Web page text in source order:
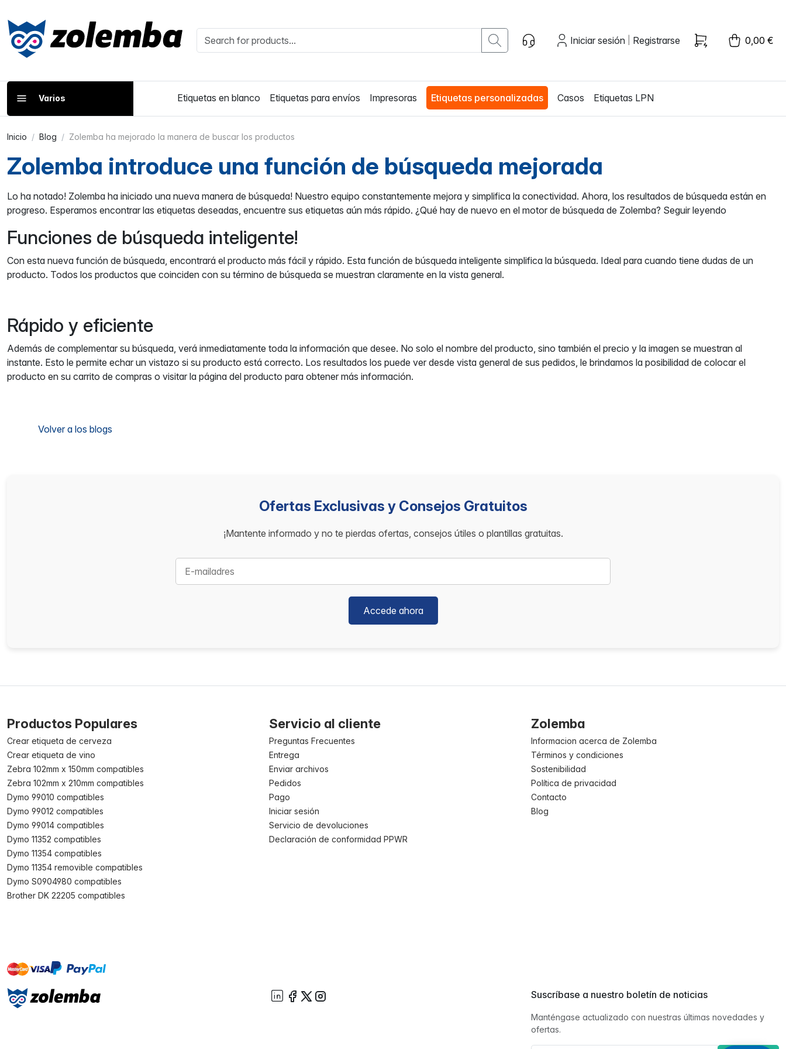
Iniciar sesión Registrarse 0,00 €
Varios Etiquetas en blanco Etiquetas para envíos Impresoras Etiquetas personalizadas Casos Etiquetas LPN
Inicio Blog Zolemba ha mejorado la manera de buscar los productos
Zolemba introduce una función de búsqueda mejorada
Lo ha notado! Zolemba ha iniciado una nueva manera de búsqueda! Nuestro equipo constantemente mejora y simplifica la conectividad. Ahora, los resultados de búsqueda están en
progreso. Esperamos encontrar las etiquetas deseadas, encuentre sus etiquetas aún más rápido. ¿Qué hay de nuevo en el motor de búsqueda de Zolemba? Seguir leyendo
Funciones de búsqueda inteligente!
Con esta nueva función de búsqueda, encontrará el producto más fácil y rápido. Esta función de búsqueda inteligente simplifica la búsqueda. Ideal para cuando tiene dudas de un
producto. Todos los productos que coinciden con su término de búsqueda se muestran claramente en la vista general.
Rápido y eficiente
Además de complementar su búsqueda, verá inmediatamente toda la información que desee. No solo el nombre del producto, sino también el precio y la imagen se muestran al
instante. Esto le permite echar un vistazo si su producto está correcto. Los resultados los puede ver desde vista general de sus pedidos, le brindamos la posibilidad de colocar el
producto en su carrito de compras o visitar la página del producto para obtener más información.
Volver a los blogs
Ofertas Exclusivas y Consejos Gratuitos
¡Mantente informado y no te pierdas ofertas, consejos útiles o plantillas gratuitas.
Accede ahora
Productos Populares
Crear etiqueta de cerveza
Crear etiqueta de vino
Zebra 102mm x 150mm compatibles
Zebra 102mm x 210mm compatibles
Dymo 99010 compatibles
Dymo 99012 compatibles
Dymo 99014 compatibles
Dymo 11352 compatibles
Dymo 11354 compatibles
Dymo 11354 removible compatibles
Dymo S0904980 compatibles
Brother DK 22205 compatibles
Servicio al cliente
Preguntas Frecuentes
Entrega
Enviar archivos
Pedidos
Pago
Iniciar sesión
Servicio de devoluciones
Declaración de conformidad PPWR
Zolemba
Informacion acerca de Zolemba
Términos y condiciones
Sostenibilidad
Política de privacidad
Contacto
Blog
mastervisa paypal
Suscríbase a nuestro boletín de noticias
Manténgase actualizado con nuestras últimas novedades y
ofertas.